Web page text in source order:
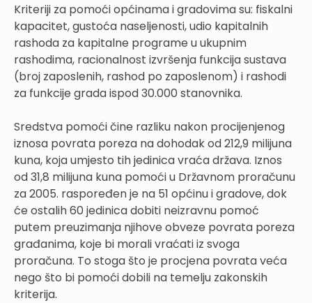
Kriteriji za pomoći općinama i gradovima su: fiskalni
kapacitet, gustoća naseljenosti, udio kapitalnih
rashoda za kapitalne programe u ukupnim
rashodima, racionalnost izvršenja funkcija sustava
(broj zaposlenih, rashod po zaposlenom) i rashodi
za funkcije grada ispod 30.000 stanovnika.
Sredstva pomoći čine razliku nakon procijenjenog
iznosa povrata poreza na dohodak od 212,9 milijuna
kuna, koja umjesto tih jedinica vraća država. Iznos
od 31,8 milijuna kuna pomoći u Državnom proračunu
za 2005. raspoređen je na 51 općinu i gradove, dok
će ostalih 60 jedinica dobiti neizravnu pomoć
putem preuzimanja njihove obveze povrata poreza
građanima, koje bi morali vraćati iz svoga
proračuna. To stoga što je procjena povrata veća
nego što bi pomoći dobili na temelju zakonskih
kriterija.